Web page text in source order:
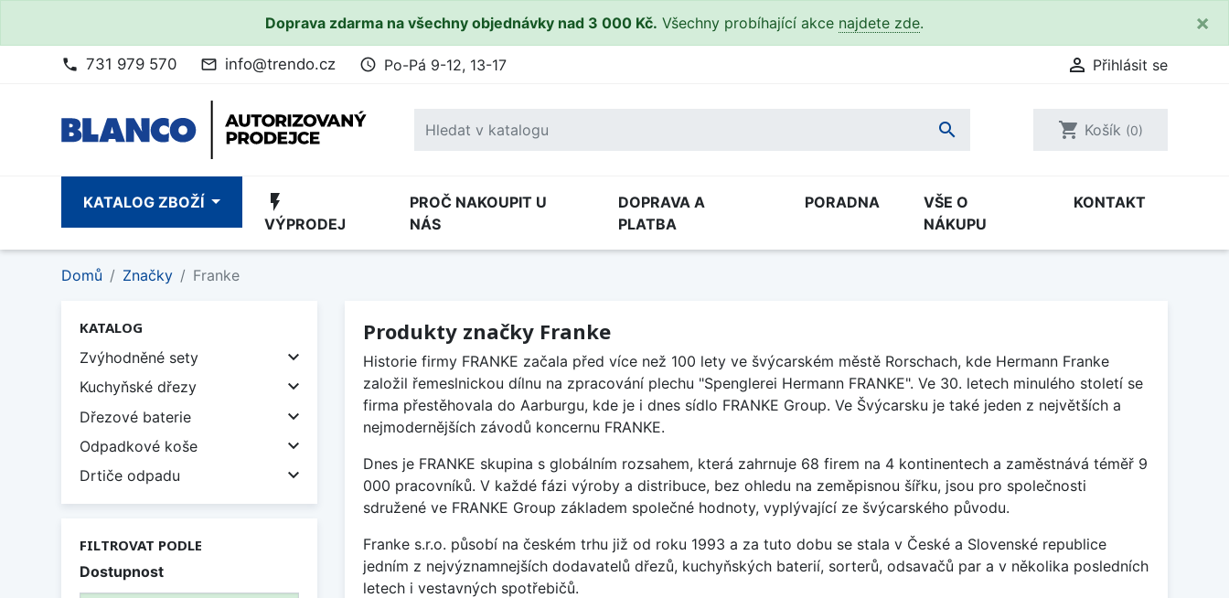
Doprava zdarma na všechny objednávky nad 3 000 Kč. Všechny probíhající akce najdete zde. ×
phone 731 979 570 mail_outline info@trendo.cz access_time Po-Pá 9-12, 13-17  Přihlásit se
 shopping_cart Košík (0)
KATALOG ZBOŽÍ flash_on
VÝPRODEJ
PROČ NAKOUPIT U
NÁS
DOPRAVA A
PLATBA
PORADNA
VŠE O
NÁKUPU
KONTAKT
Domů Značky Franke
KATALOG
Zvýhodněné sety

Kuchyňské dřezy 
Dřezové baterie 
Odpadkové koše 
Drtiče odpadu 
FILTROVAT PODLE
Dostupnost
Produkty značky Franke
Historie firmy FRANKE začala před více než 100 lety ve švýcarském městě Rorschach, kde Hermann Franke
založil řemeslnickou dílnu na zpracování plechu "Spenglerei Hermann FRANKE". Ve 30. letech minulého století se
firma přestěhovala do Aarburgu, kde je i dnes sídlo FRANKE Group. Ve Švýcarsku je také jeden z největších a
nejmodernějších závodů koncernu FRANKE.
Dnes je FRANKE skupina s globálním rozsahem, která zahrnuje 68 firem na 4 kontinentech a zaměstnává téměř 9
000 pracovníků. V každé fázi výroby a distribuce, bez ohledu na zeměpisnou šířku, jsou pro společnosti
sdružené ve FRANKE Group základem společné hodnoty, vyplývající ze švýcarského původu.
Franke s.r.o. působí na českém trhu již od roku 1993 a za tuto dobu se stala v České a Slovenské republice
jedním z nejvýznamnejších dodavatelů dřezů, kuchyňských baterií, sorterů, odsavačů par a v několika posledních
letech i vestavných spotřebičů.